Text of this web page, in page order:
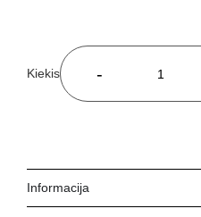
-
Informacija